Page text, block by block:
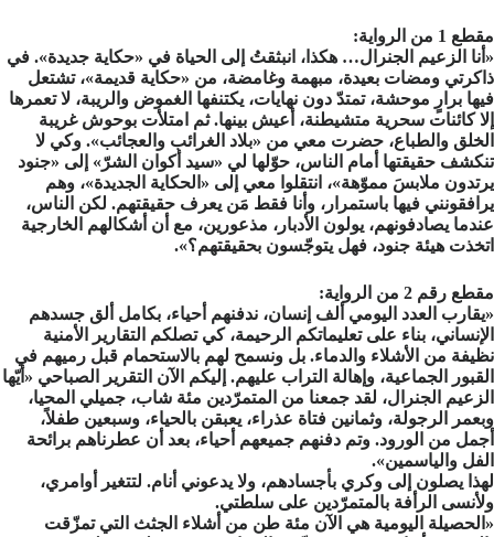
مقطع 1 من الرواية:
«أنا الزعيم الجنرال… هكذا، انبثقتُ إلى الحياة في «حكاية جديدة». في
ذاكرتي ومضات بعيدة، مبهمة وغامضة، من «حكاية قديمة»، تشتعل
فيها برارٍ موحشة، تمتدّ دون نهايات، يكتنفها الغموض والريبة، لا تعمرها
إلا كائنات سحرية متشيطنة، أعيش بينها. ثم امتلأت بوحوش غريبة
الخلق والطباع، حضرت معي من «بلاد الغرائب والعجائب». وكي لا
تنكشف حقيقتها أمام الناس، حوّلها لي «سيد أكوان الشرّ» إلى «جنود
يرتدون ملابسَ مموّهة»، انتقلوا معي إلى «الحكاية الجديدة»، وهم
يرافقونني فيها باستمرار، وأنا فقط مَن يعرف حقيقتهم. لكن الناس،
عندما يصادفونهم، يولون الأدبار، مذعورين، مع أن أشكالهم الخارجية
اتخذت هيئة جنود، فهل يتوجّسون بحقيقتهم؟».
مقطع رقم 2 من الرواية:
«يقارب العدد اليومي ألف إنسان، ندفنهم أحياء، بكامل ألق جسدهم
الإنساني، بناء على تعليماتكم الرحيمة، كي تصلكم التقارير الأمنية
نظيفة من الأشلاء والدماء. بل ونسمح لهم بالاستحمام قبل رميهم في
القبور الجماعية، وإهالة التراب عليهم. إليكم الآن التقرير الصباحي «أيّها
الزعيم الجنرال، لقد جمعنا من المتمرّدين مئة شاب، جميلي المحيا،
وبعمر الرجولة، وثمانين فتاة عذراء، يعبقن بالحياء، وسبعين طفلاً،
أجمل من الورود. وتم دفنهم جميعهم أحياء، بعد أن عطرناهم برائحة
الفل والياسمين».
لهذا يصلون إلى وكري بأجسادهم، ولا يدعوني أنام. لتتغير أوامري،
ولأنسى الرأفة بالمتمرّدين على سلطتي.
«الحصيلة اليومية هي الآن مئة طن من أشلاء الجثث التي تمزّقت